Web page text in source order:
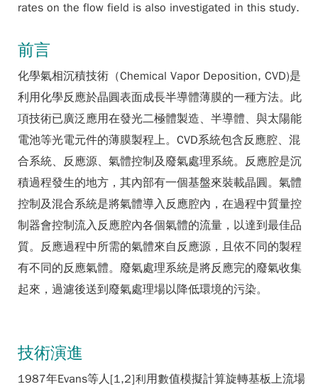
rates on the flow field is also investigated in this study.
前言
化學氣相沉積技術（Chemical Vapor Deposition, CVD)是
利用化學反應於晶圓表面成長半導體薄膜的一種方法。此
項技術已廣泛應用在發光二極體製造、半導體、與太陽能
電池等光電元件的薄膜製程上。CVD系統包含反應腔、混
合系統、反應源、氣體控制及廢氣處理系統。反應腔是沉
積過程發生的地方，其內部有一個基盤來裝載晶圓。氣體
控制及混合系統是將氣體導入反應腔內，在過程中質量控
制器會控制流入反應腔內各個氣體的流量，以達到最佳品
質。反應過程中所需的氣體來自反應源，且依不同的製程
有不同的反應氣體。廢氣處理系統是將反應完的廢氣收集
起來，過濾後送到廢氣處理場以降低環境的污染。
技術演進
1987年Evans等人[1,2]利用數值模擬計算旋轉基板上流場